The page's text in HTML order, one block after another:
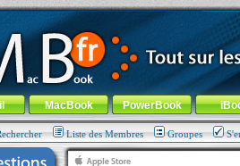
100% nomade !
au menu général-Aller au menu de
MacBook PowerBook
Liste des Membres Groupes